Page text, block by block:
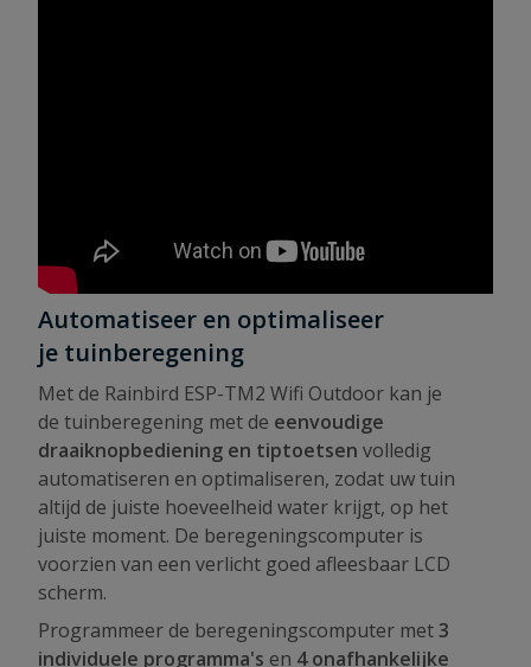
Automatiseer en optimaliseer
je tuinberegening
Met de Rainbird ESP-TM2 Wifi Outdoor kan je
de tuinberegening met de eenvoudige
draaiknopbediening en tiptoetsen volledig
automatiseren en optimaliseren, zodat uw tuin
altijd de juiste hoeveelheid water krijgt, op het
juiste moment. De beregeningscomputer is
voorzien van een verlicht goed afleesbaar LCD
scherm.
Programmeer de beregeningscomputer met3
individuele programma's en 4 onafhankelijke